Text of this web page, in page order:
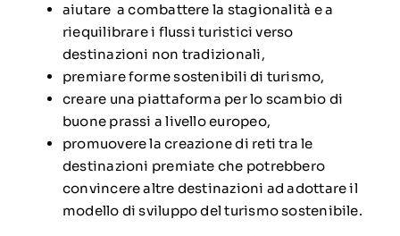
aiutare a combattere la stagionalità e a
riequilibrare i flussi turistici verso
destinazioni non tradizionali,
premiare forme sostenibili di turismo,
creare una piattaforma per lo scambio di
buone prassi a livello europeo,
promuovere la creazione di reti tra le
destinazioni premiate che potrebbero
convincere altre destinazioni ad adottare il
modello di sviluppo del turismo sostenibile.